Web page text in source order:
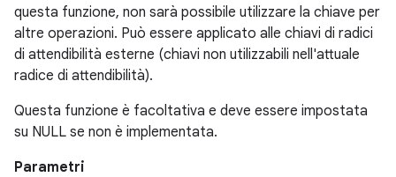
questa funzione, non sarà possibile utilizzare la chiave per
altre operazioni. Può essere applicato alle chiavi di radici
di attendibilità esterne (chiavi non utilizzabili nell'attuale
radice di attendibilità).
Questa funzione è facoltativa e deve essere impostata
su NULL se non è implementata.
Parametri